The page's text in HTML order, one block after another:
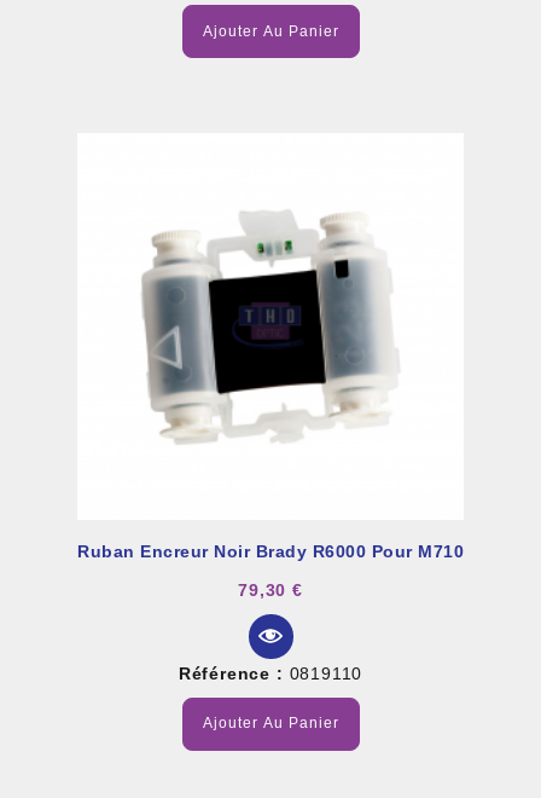
Ajouter Au Panier
Ruban Encreur Noir Brady R6000 Pour M710
79,30 €
Référence : 0819110
Ajouter Au Panier